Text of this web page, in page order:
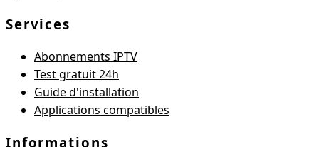
Services
Abonnements IPTV
Test gratuit 24h
Guide d'installation
Applications compatibles
Informations